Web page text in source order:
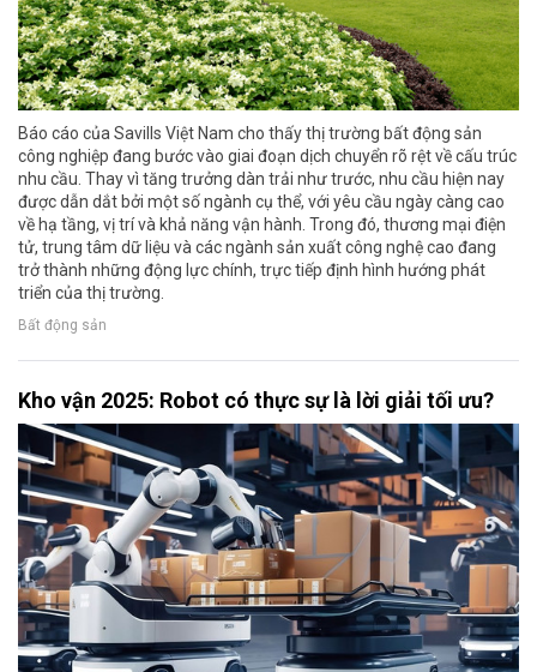
Báo cáo của Savills Việt Nam cho thấy thị trường bất động sản
công nghiệp đang bước vào giai đoạn dịch chuyển rõ rệt về cấu trúc
nhu cầu. Thay vì tăng trưởng dàn trải như trước, nhu cầu hiện nay
được dẫn dắt bởi một số ngành cụ thể, với yêu cầu ngày càng cao
về hạ tầng, vị trí và khả năng vận hành. Trong đó, thương mại điện
tử, trung tâm dữ liệu và các ngành sản xuất công nghệ cao đang
trở thành những động lực chính, trực tiếp định hình hướng phát
triển của thị trường.
Bất động sản
Kho vận 2025: Robot có thực sự là lời giải tối ưu?